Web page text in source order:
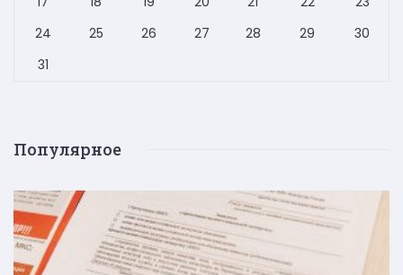
24
25 26 27 28 29
30
31
Популярное